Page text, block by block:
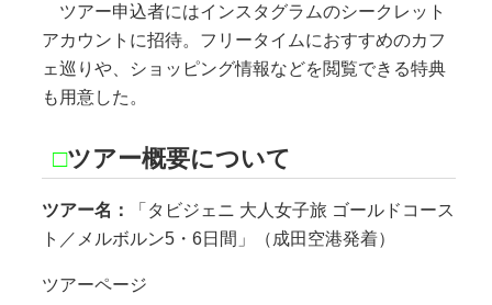
ツアー申込者にはインスタグラムのシークレット
アカウントに招待。フリータイムにおすすめのカフ
ェ巡りや、ショッピング情報などを閲覧できる特典
も用意した。
□ツアー概要について
ツアー名：
「タビジェニ 大人女子旅 ゴールドコース
ト／メルボルン5・6日間」（成田空港発着）
ツアーページ